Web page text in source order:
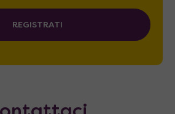
REGISTRATI